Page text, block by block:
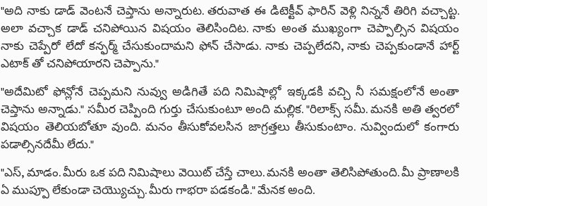
"అది నాకు డాడ్ వెంటనే చెప్తాను అన్నారుట. తరువాత ఈ డిటెక్టీవ్ ఫారిన్ వెళ్లి నిన్ననే తిరిగి వచ్చాట్ట.
అలా వచ్చాక డాడ్ చనిపోయిన విషయం తెలిసిందిట. నాకు అంత ముఖ్యంగా చెప్పాల్సిన విషయం
నాకు చెప్పేరో లేదో కన్ఫర్మ్ చేసుకుందామని ఫోన్ చేసాడు. నాకు చెప్పలేదని, నాకు చెప్పకుండానే హార్ట్
ఎటాక్ తో చనిపోయారని చెప్పాను."
"అదేమిటో ఫోన్లోనే చెప్పమని నువ్వు అడిగితే పది నిమిషాల్లో ఇక్కడకి వచ్చి నీ సమక్షంలోనే అంతా
చెప్తాను అన్నాడు." సమీర చెప్పింది గుర్తు చేసుకుంటూ అంది మల్లిక. "రిలాక్స్ సమీ. మనకి అతి త్వరలో
విషయం తెలియబోతూ వుంది. మనం తీసుకోవలసిన జాగ్రత్తలు తీసుకుంటాం. నువ్విందులో కంగారు
పడాల్సినదేమీ లేదు."
"ఎస్, మాడం. మీరు ఒక పది నిమిషాలు వెయిట్ చేస్తే చాలు. మనకి అంతా తెలిసిపోతుంది. మీ ప్రాణాలకి
ఏ ముప్పూ లేకుండా చెయ్యొచ్చు. మీరు గాభరా పడకండి." మేనక అంది.